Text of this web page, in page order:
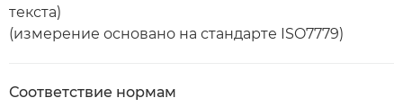
текста)
(измерение основано на стандарте ISO7779)
Соответствие нормам